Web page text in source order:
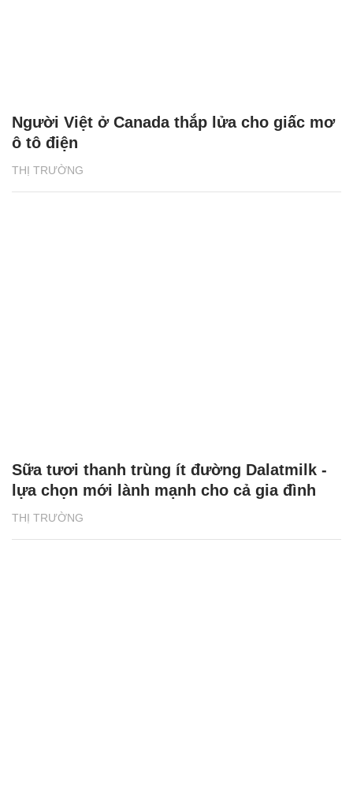
THỊ TRƯỜNG
Người Việt ở Canada thắp lửa cho giấc mơ
ô tô điện
THỊ TRƯỜNG
Sữa tươi thanh trùng ít đường Dalatmilk -
lựa chọn mới lành mạnh cho cả gia đình